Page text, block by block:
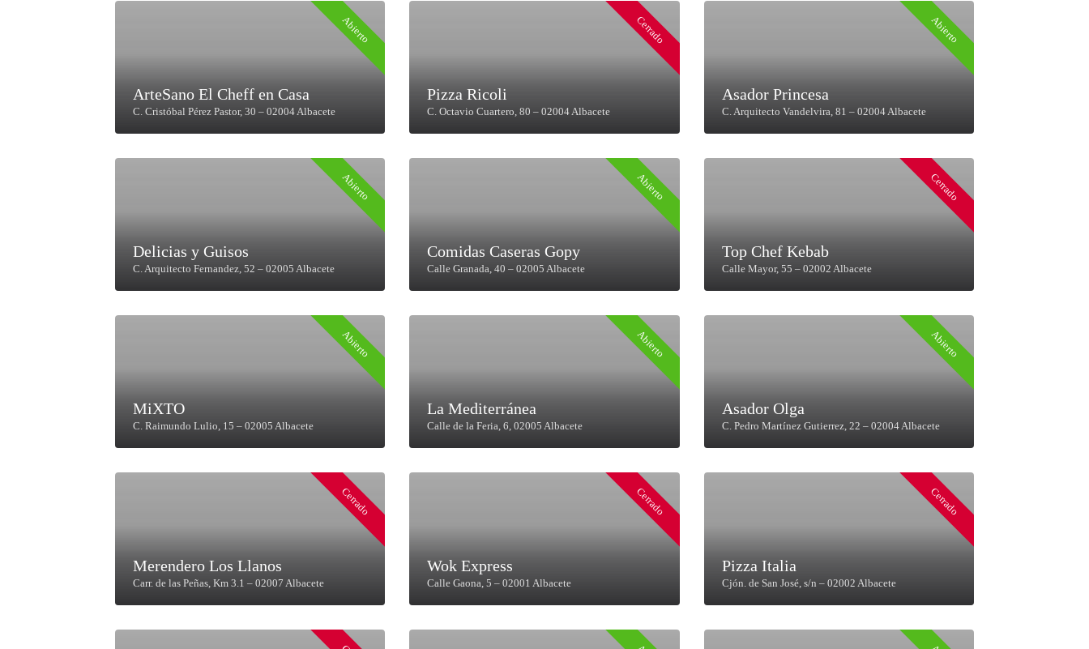
Abierto
ArteSano El Cheff en Casa
C. Cristóbal Pérez Pastor, 30 – 02004 Albacete
Cerrado
Pizza Ricoli
C. Octavio Cuartero, 80 – 02004 Albacete
Abierto
Asador Princesa
C. Arquitecto Vandelvira, 81 – 02004 Albacete
Abierto
Delicias y Guisos
C. Arquitecto Fernandez, 52 – 02005 Albacete
Abierto
Comidas Caseras Gopy
Calle Granada, 40 – 02005 Albacete
Cerrado
Top Chef Kebab
Calle Mayor, 55 – 02002 Albacete
Abierto
MiXTO
C. Raimundo Lulio, 15 – 02005 Albacete
Abierto
La Mediterránea
Calle de la Feria, 6, 02005 Albacete
Abierto
Asador Olga
C. Pedro Martínez Gutierrez, 22 – 02004 Albacete
Cerrado
Merendero Los Llanos
Carr. de las Peñas, Km 3.1 – 02007 Albacete
Cerrado
Wok Express
Calle Gaona, 5 – 02001 Albacete
Cerrado
Pizza Italia
Cjón. de San José, s/n – 02002 Albacete